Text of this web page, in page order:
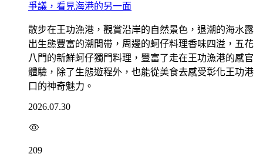
爭議，看見海港的另一面
散步在王功漁港，觀賞沿岸的自然景色，退潮的海水露
出生態豐富的潮間帶，周邊的蚵仔料理香味四溢，五花
八門的新鮮蚵仔獨門料理，豐富了走在王功漁港的感官
體驗，除了生態遊程外，也能從美食去感受彰化王功港
口的神奇魅力。
2026.07.30
209